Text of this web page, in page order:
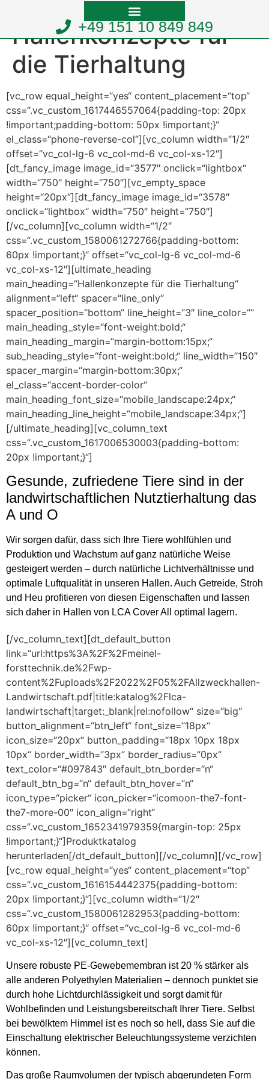
+49 151 10 849 849
Hallenkonzepte für
die Tierhaltung
[vc_row equal_height=“yes“ content_placement=“top“
css=“.vc_custom_1617446557064{padding-top: 20px
!important;padding-bottom: 50px !important;}“
el_class=“phone-reverse-col“][vc_column width=“1/2″
offset=“vc_col-lg-6 vc_col-md-6 vc_col-xs-12″]
[dt_fancy_image image_id=“3577″ onclick=“lightbox“
width=“750″ height=“750″][vc_empty_space
height=“20px“][dt_fancy_image image_id=“3578″
onclick=“lightbox“ width=“750″ height=“750″]
[/vc_column][vc_column width=“1/2″
css=“.vc_custom_1580061272766{padding-bottom:
60px !important;}“ offset=“vc_col-lg-6 vc_col-md-6
vc_col-xs-12″][ultimate_heading
main_heading=“Hallenkonzepte für die Tierhaltung“
alignment=“left“ spacer=“line_only“
spacer_position=“bottom“ line_height=“3″ line_color=““
main_heading_style=“font-weight:bold;“
main_heading_margin=“margin-bottom:15px;“
sub_heading_style=“font-weight:bold;“ line_width=“150″
spacer_margin=“margin-bottom:30px;“
el_class=“accent-border-color“
main_heading_font_size=“mobile_landscape:24px;“
main_heading_line_height=“mobile_landscape:34px;“]
[/ultimate_heading][vc_column_text
css=“.vc_custom_1617006530003{padding-bottom:
20px !important;}“]
Gesunde, zufriedene Tiere sind in der
landwirtschaftlichen Nutztierhaltung das
A und O
Wir sorgen dafür, dass sich Ihre Tiere wohlfühlen und
Produktion und Wachstum auf ganz natürliche Weise
gesteigert werden – durch natürliche Lichtverhältnisse und
optimale Luftqualität in unseren Hallen. Auch Getreide, Stroh
und Heu profitieren von diesen Eigenschaften und lassen
sich daher in Hallen von LCA Cover All optimal lagern.
[/vc_column_text][dt_default_button
link=“url:https%3A%2F%2Fmeinel-
forsttechnik.de%2Fwp-
content%2Fuploads%2F2022%2F05%2FAllzweckhallen-
Landwirtschaft.pdf|title:katalog%2Flca-
landwirtschaft|target:_blank|rel:nofollow“ size=“big“
button_alignment=“btn_left“ font_size=“18px“
icon_size=“20px“ button_padding=“18px 10px 18px
10px“ border_width=“3px“ border_radius=“0px“
text_color=“#097843″ default_btn_border=“n“
default_btn_bg=“n“ default_btn_hover=“n“
icon_type=“picker“ icon_picker=“icomoon-the7-font-
the7-more-00″ icon_align=“right“
css=“.vc_custom_1652341979359{margin-top: 25px
!important;}“]Produktkatalog
herunterladen[/dt_default_button][/vc_column][/vc_row]
[vc_row equal_height=“yes“ content_placement=“top“
css=“.vc_custom_1616154442375{padding-bottom:
20px !important;}“][vc_column width=“1/2″
css=“.vc_custom_1580061282953{padding-bottom:
60px !important;}“ offset=“vc_col-lg-6 vc_col-md-6
vc_col-xs-12″][vc_column_text]
Unsere robuste PE-Gewebemembran ist 20 % stärker als
alle anderen Polyethylen Materialien – dennoch punktet sie
durch hohe Lichtdurchlässigkeit und sorgt damit für
Wohlbefinden und Leistungsbereitschaft Ihrer Tiere. Selbst
bei bewölktem Himmel ist es noch so hell, dass Sie auf die
Einschaltung elektrischer Beleuchtungssysteme verzichten
können.
Das große Raumvolumen der typisch abgerundeten Form